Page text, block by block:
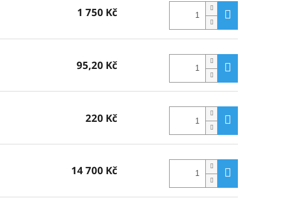
1 750 Kč
95,20 Kč
220 Kč
14 700 Kč